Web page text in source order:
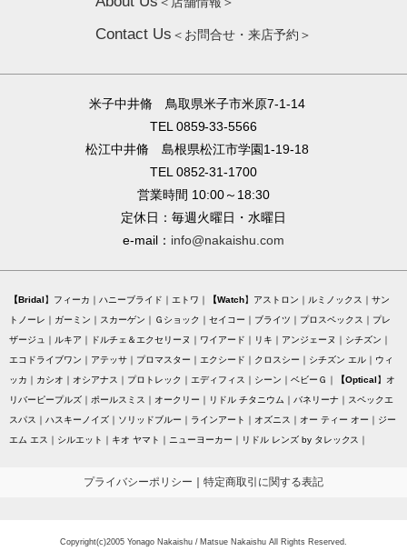
Contact Us ＜お問合せ・来店予約＞
米子中井脩 鳥取県米子市米原7-1-14
TEL 0859-33-5566
松江中井脩 島根県松江市学園1-19-18
TEL 0852-31-1700
営業時間 10:00～18:30
定休日：毎週火曜日・水曜日
e-mail： info@nakaishu.com
Bridal フィーカ ハニーブライド エトワ Watch アストロン ルミノックス
サン
トノーレ
ガーミン スカーゲン Ｇショック セイコー ブライツ プロスペックス
プレ
ザージュ
ルキア ドルチェ＆エクセリーヌ ワイアード リキ アンジェーヌ
シチズン
エコドライブワン
アテッサ プロマスター エクシード クロスシー シチズン エル
ウィ
ッカ
カシオ オシアナス プロトレック エディフィス シーン ベビーＧ Optical
オ
リバーピープルズ
ポールスミス オークリー リドル チタニウム バネリーナ
スペックエ
スパス
ハスキーノイズ ソリッドブルー ラインアート オズニス オー ティー オー
ジー
エム エス
シルエット キオ ヤマト ニューヨーカー リドル レンズ by タレックス
プライバシーポリシー 特定商取引に関する表記
Copyright(c)2005 Yonago Nakaishu / Matsue Nakaishu All Rights Reserved.